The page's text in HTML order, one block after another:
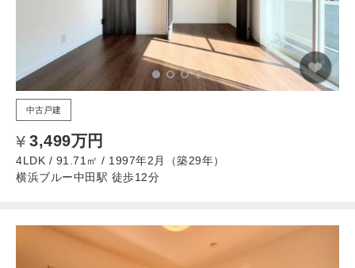
中古戸建
3,499万円
4LDK / 91.71㎡ / 1997年2月（築29年）
横浜ブルー中田駅 徒歩12分